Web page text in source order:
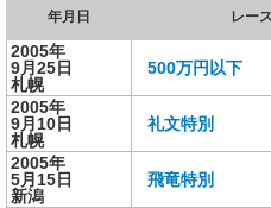
年月日 レース
2005年
9月25日
札幌
500万円以下
2005年
9月10日
札幌
礼文特別
2005年
5月15日
新潟
飛竜特別